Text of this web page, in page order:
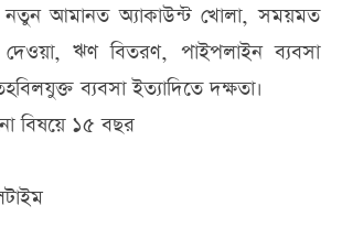
নতুন আমানত অ্যাকাউন্ট খোলা, সময়মত
ঋণ বিতরণ, পাইপলাইন ব্যবসা
ব্যবসা ইত্যাদিতে দক্ষতা।
বিষয়ে ১৫ বছর